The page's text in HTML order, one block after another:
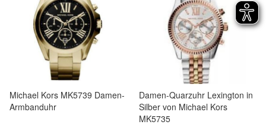
Michael Kors MK5739 Damen-
Armbanduhr
Damen-Quarzuhr Lexington in
Silber von Michael Kors
MK5735